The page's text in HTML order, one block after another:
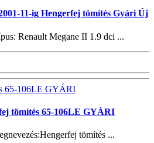
11-ig Hengerfej tömítés Gyári Új
Renault Megane II 1.9 dci ...
tömítés 65-106LE GYÁRI
tömítés ...